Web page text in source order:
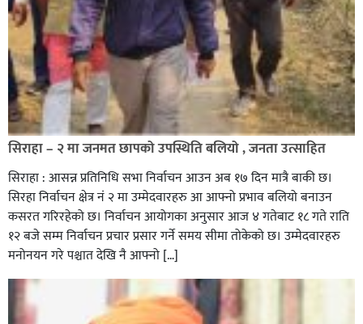
सिराहा – २ मा जनमत छापको उपस्थिति बलियो , जनता उत्साहित
सिराहा : आसन्न प्रतिनिधि सभा निर्वाचन आउन अब १७ दिन मात्रै बाकी छ।
सिरहा निर्वाचन क्षेत्र नं २ मा उम्मेदवारहरु आ आफ्नो प्रभाव बलियो बनाउन
कसरत गरिरहेको छ। निर्वाचन आयोगका अनुसार आज ४ गतेबाट १८ गते राति
१२ बजे सम्म निर्वाचन प्रचार प्रसार गर्ने समय सीमा तोकेको छ। उम्मेदवारहरु
मनोनयन गरे पश्चात देखि नै आफ्नो […]